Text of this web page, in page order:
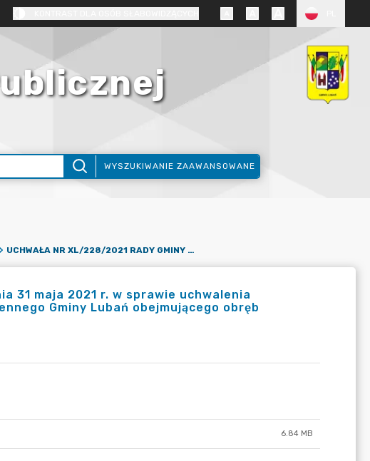
WYSZUKIWANIE ZAAWANSOWANE
UCHWAŁA NR XL/228/2021 RADY GMINY LUBAŃ Z DNIA 31 MAJA 2021 R. W SPRAWIE UCHWALENIA MIEJSCOWEGO PLANU ZAGOSPODAROWANIA PRZESTRZENNEGO GMINY LUBAŃ OBEJMUJĄCEGO OBRĘB HENRYKÓW LUBAŃSKI
31 maja 2021 r. w sprawie uchwalenia
Gminy Lubań obejmującego obręb
6.84 MB